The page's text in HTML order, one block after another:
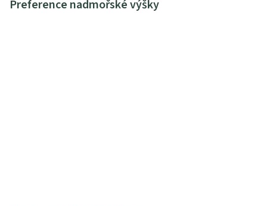
Preference nadmořské výšky